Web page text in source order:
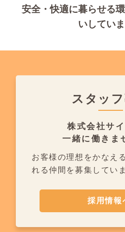
安全・快適に暮らせる
いしていま
スタッ
株式会社サ
一緒に働きま
お客様の理想をかなえ
れる仲間を募集してい
採用情報